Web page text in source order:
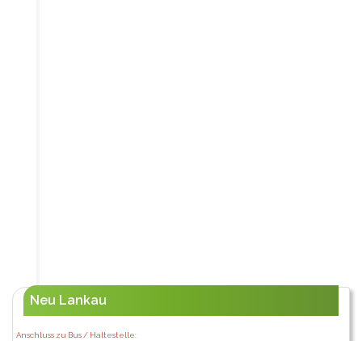
Neu Lankau
Anschluss zu Bus / Haltestelle: